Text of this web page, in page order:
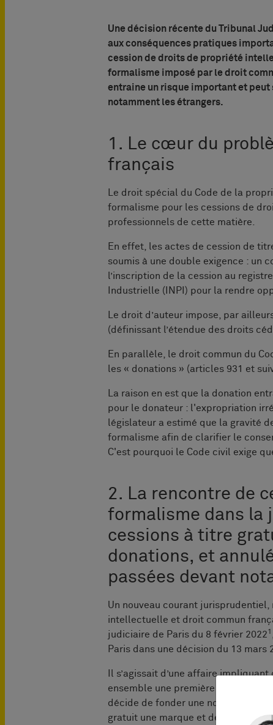
Une décision récente du Tribunal
aux conséquences pratiques
cession de droits de propriété
formalisme imposé par le droit
entraine un risque important et
notamment les étrangers.
1. Le cœur du
français
Le droit spécial du Code de la
formalisme pour les cessions de
professionnels de cette matière.
En effet, les actes de cession de
soumis à une double exigence : un
l’inscription de la cession au
Industrielle (INPI) pour la rendre
Le droit d’auteur impose, par
(définissant l’étendue des droits
En parallèle, le droit commun du
les « donations » (articles 931 et
La raison en est que la donation
pour le donateur : l'expropriation
législateur a estimé que la gravité
formalisme afin de clarifier le
C'est pourquoi le Code civil exige
2. La rencontre de
formalisme dans la
cessions à titre
donations, et
passées devant
Un nouveau courant
intellectuelle et droit commun
judiciaire de Paris du 8 février 20221
Paris dans une décision du 13 mars
Il s’agissait d’une affaire
ensemble une première société,
décide de fonder une nouvelle
gratuit une marque et deux dessins